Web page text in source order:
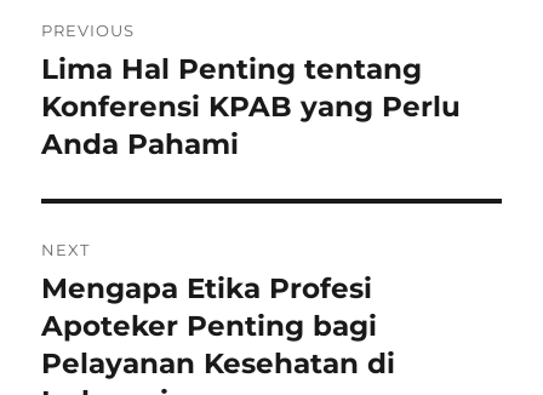
navigation
PREVIOUS
Previous
post:
Lima Hal Penting tentang
Konferensi KPAB yang Perlu
Anda Pahami
NEXT
Next
post:
Mengapa Etika Profesi
Apoteker Penting bagi
Pelayanan Kesehatan di